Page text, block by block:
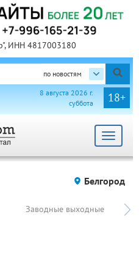
ИНН 4817003180
по новостям
18+
8 августа 2026 г.
суббота
Toggle
Белгород
Заводные выходные